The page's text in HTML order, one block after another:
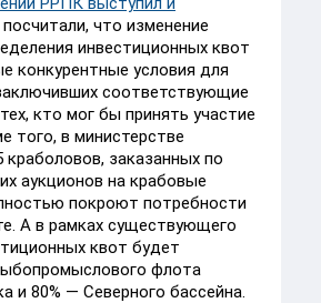
что изменение
инвестиционных квот
конкурентные условия для
соответствующие
кто мог бы принять участие
того, в министерстве
заказанных по
аукционов на крабовые
покроют потребности
А в рамках существующего
квот будет
флота
и 80% — Северного бассейна.